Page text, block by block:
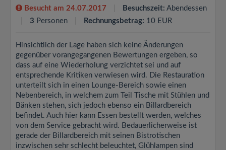
Besucht am 24.07.2017 Besuchszeit: Abendessen
3 Personen Rechnungsbetrag: 10 EUR
Hinsichtlich der Lage haben sich keine Änderungen
gegenüber vorangegangenen Bewertungen ergeben, so
dass auf eine Wiederholung verzichtet sei und auf
entsprechende Kritiken verwiesen wird. Die Restauration
unterteilt sich in einen Lounge-Bereich sowie einen
Nebenbereich, in welchem zum Teil Tische mit Stühlen und
Bänken stehen, sich jedoch ebenso ein Billardbereich
befindet. Auch hier kann Essen bestellt werden, welches
von dem Service gebracht wird. Bedauerlicherweise ist
gerade der Billardbereich mit seinen Bistrotischen
inzwischen sehr schlecht beleuchtet, Glühlampen sind